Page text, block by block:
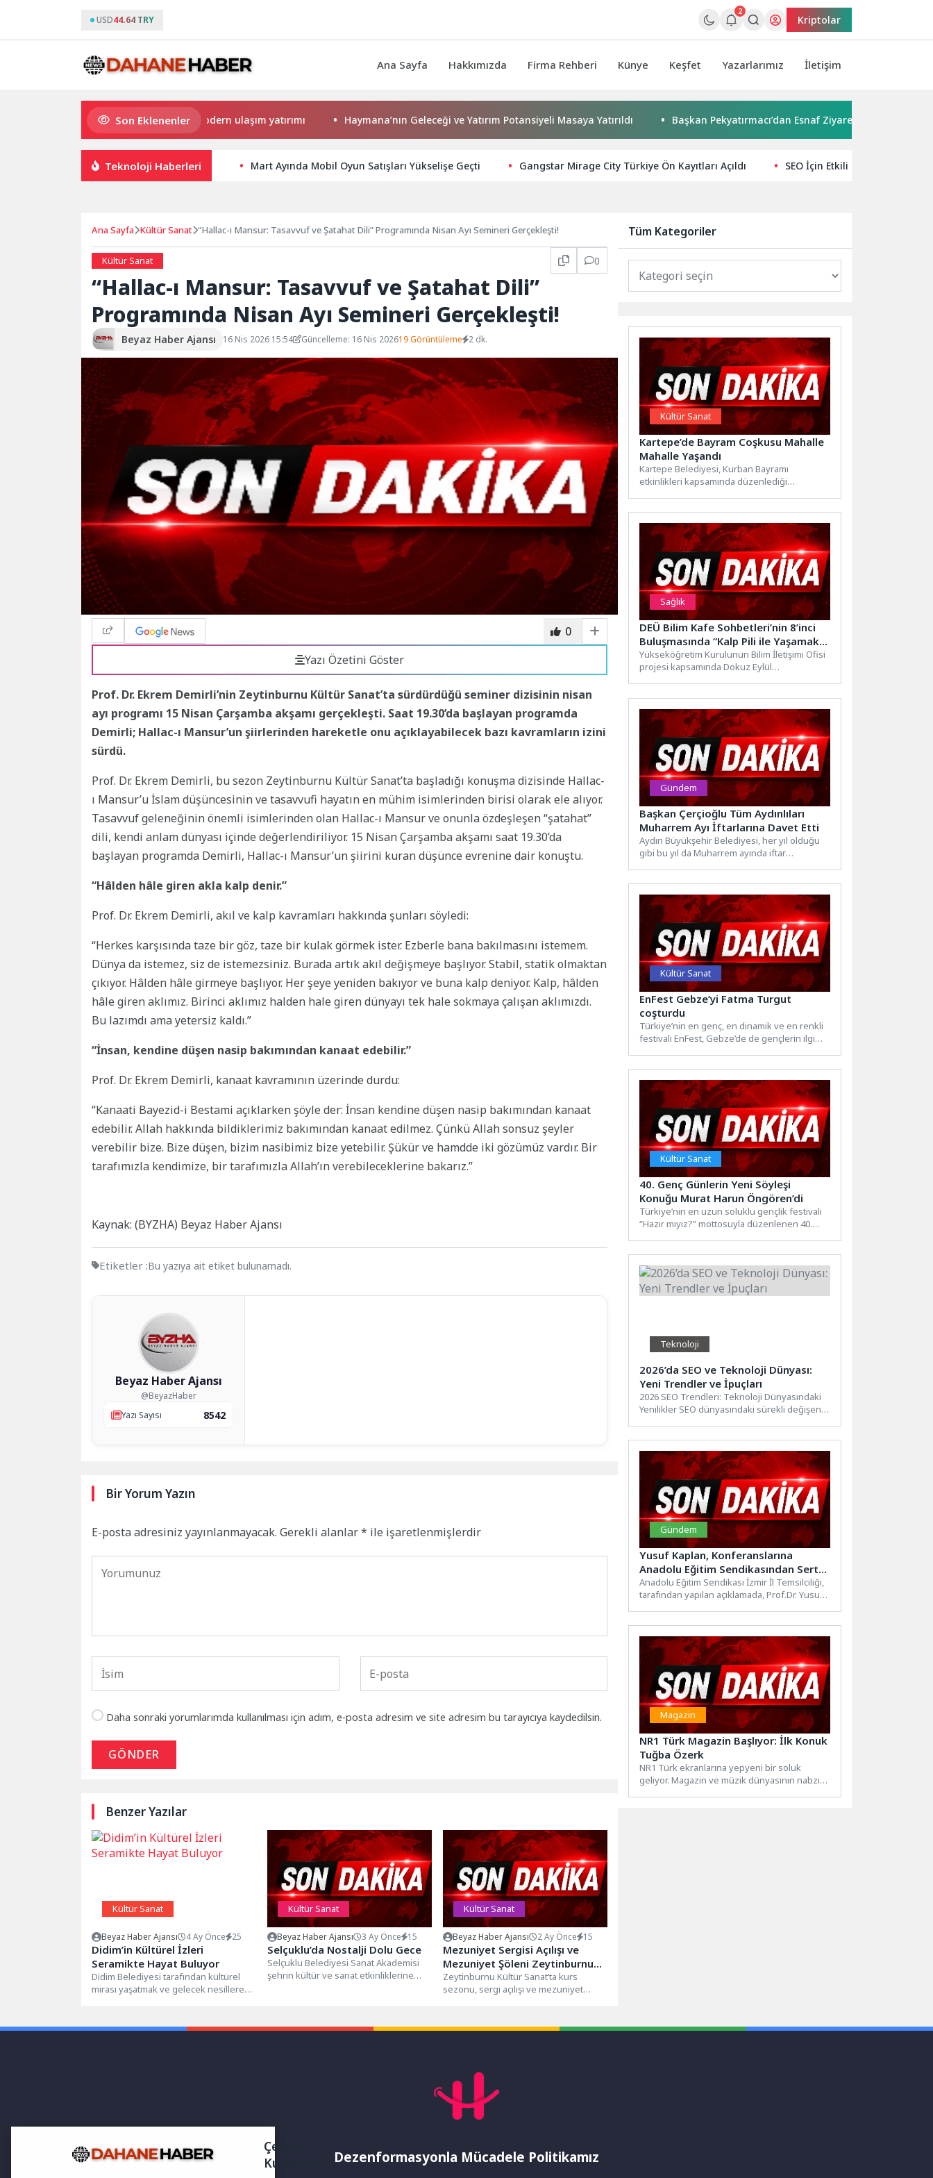
USD44.64 TRY
2
Kriptolar
Ana Sayfa Hakkımızda Firma Rehberi Künye Keşfet Yazarlarımız İletişim
Son Eklenenler
Büyükşehir’den Darıca’ya modern ulaşım yatırımı Haymana’nın Geleceği ve Yatırım Potansiyeli Masaya Yatırıldı Başkan Pekyatırmacı’dan Esnaf Ziyareti
Teknoloji Haberleri Mart Ayında Mobil Oyun Satışları Yükselişe Geçti Gangstar Mirage City Türkiye Ön Kayıtları Açıldı SEO İçin Etkili Başlık
Ana Sayfa Kültür Sanat “Hallac-ı Mansur: Tasavvuf ve Şatahat Dili” Programında Nisan Ayı Semineri Gerçekleşti!
Kültür Sanat 0
“Hallac-ı Mansur: Tasavvuf ve Şatahat Dili”
Programında Nisan Ayı Semineri Gerçekleşti!
Beyaz Haber Ajansı 16 Nis 2026 15:54 Güncelleme: 16 Nis 202619 Görüntüleme 2 dk.
0
Yazı Özetini Göster
Prof. Dr. Ekrem Demirli’nin Zeytinburnu Kültür Sanat’ta sürdürdüğü seminer dizisinin nisan
ayı programı 15 Nisan Çarşamba akşamı gerçekleşti. Saat 19.30’da başlayan programda
Demirli; Hallac-ı Mansur’un şiirlerinden hareketle onu açıklayabilecek bazı kavramların izini
sürdü.
Prof. Dr. Ekrem Demirli, bu sezon Zeytinburnu Kültür Sanat’ta başladığı konuşma dizisinde Hallac-
ı Mansur’u İslam düşüncesinin ve tasavvufi hayatın en mühim isimlerinden birisi olarak ele alıyor.
Tasavvuf geleneğinin önemli isimlerinden olan Hallac-ı Mansur ve onunla özdeşleşen “şatahat”
dili, kendi anlam dünyası içinde değerlendiriliyor. 15 NisanÇarşamba akşamı saat 19.30’da
başlayan programda Demirli, Hallac-ı Mansur’un şiirini kuran düşünce evrenine dair konuştu.
“Hâlden hâle giren akla kalp denir.”
Prof. Dr. Ekrem Demirli, akıl ve kalp kavramları hakkında şunları söyledi:
“Herkes karşısında taze bir göz, taze bir kulak görmek ister. Ezberle bana bakılmasını istemem.
Dünya da istemez, siz de istemezsiniz. Burada artık akıl değişmeye başlıyor. Stabil, statik olmaktan
çıkıyor. Hâlden hâle girmeye başlıyor. Her şeye yeniden bakıyor ve buna kalp deniyor. Kalp, hâlden
hâle giren aklımız. Birinci aklımız halden hale giren dünyayı tek hale sokmaya çalışan aklımızdı.
Bu lazımdı ama yetersiz kaldı.”
“İnsan, kendine düşen nasip bakımından kanaat edebilir.”
Prof. Dr. Ekrem Demirli, kanaat kavramının üzerinde durdu:
“Kanaati Bayezid-i Bestami açıklarken şöyle der: İnsan kendine düşen nasip bakımından kanaat
edebilir. Allah hakkında bildiklerimiz bakımından kanaat edilmez. Çünkü Allah sonsuz şeyler
verebilir bize. Bize düşen, bizim nasibimiz bize yetebilir. Şükür ve hamdde iki gözümüz vardır. Bir
tarafımızla kendimize, bir tarafımızla Allah’ın verebileceklerine bakarız.”
Kaynak: (BYZHA) Beyaz Haber Ajansı
Etiketler :Bu yazıya ait etiket bulunamadı.
Beyaz Haber Ajansı
@BeyazHaber
Yazı Sayısı
8542
Bir Yorum Yazın
E-posta adresiniz yayınlanmayacak. Gerekli alanlar* ile işaretlenmişlerdir
Daha sonraki yorumlarımda kullanılması için adım, e-posta adresim ve site adresim bu tarayıcıya kaydedilsin.
GÖNDER
Benzer Yazılar
Kültür Sanat
Beyaz Haber Ajansı 4 Ay Önce 25
Didim’in Kültürel İzleri
Seramikte Hayat Buluyor
Didim Belediyesi tarafından kültürel
mirası yaşatmak ve gelecek nesillere
Kültür Sanat
Beyaz Haber Ajansı 3 Ay Önce 15
Selçuklu’da Nostalji Dolu Gece
Selçuklu Belediyesi Sanat Akademisi
şehrin kültür ve sanat etkinliklerine
Kültür Sanat
Beyaz Haber Ajansı 2 Ay Önce 15
Mezuniyet Sergisi Açılışı ve
Mezuniyet Şöleni Zeytinburnu
Kültür Sanat’ta Gerçekleşti
Zeytinburnu Kültür Sanat’ta kurs
sezonu, sergi açılışı ve mezuniyet
Tüm Kategoriler
Kültür Sanat
Kartepe’de Bayram Coşkusu Mahalle
Mahalle Yaşandı
Kartepe Belediyesi, Kurban Bayramı
etkinlikleri kapsamında düzenlediği
Sağlık
DEÜ Bilim Kafe Sohbetleri’nin 8’inci
Buluşmasında “Kalp Pili ile Yaşamak”
Konuşuldu
Yükseköğretim Kurulunun Bilim İletişimi Ofisi
projesi kapsamında Dokuz Eylül
Gündem
Başkan Çerçioğlu Tüm Aydınlıları
Muharrem Ayı İftarlarına Davet Etti
Aydın Büyükşehir Belediyesi, her yıl olduğu
gibi bu yıl da Muharrem ayında iftar
Kültür Sanat
EnFest Gebze’yi Fatma Turgut
coşturdu
Türkiye’nin en genç, en dinamik ve en renkli
festivali EnFest, Gebze’de de gençlerin ilgi
Kültür Sanat
40. Genç Günlerin Yeni Söyleşi
Konuğu Murat Harun Öngören’di
Türkiye’nin en uzun soluklu gençlik festivali
“Hazır mıyız?” mottosuyla düzenlenen 40.
Teknoloji
2026’da SEO ve Teknoloji Dünyası:
Yeni Trendler ve İpuçları
2026 SEO Trendleri: Teknoloji Dünyasındaki
Yenilikler SEO dünyasındaki sürekli değişen
Gündem
Yusuf Kaplan, Konferanslarına
Anadolu Eğitim Sendikasından Sert
Tepki !
Anadolu Eğitim Sendikası İzmir İl Temsilciliği,
tarafından yapılan açıklamada, Prof.Dr. Yusuf
Magazin
NR1 Türk Magazin Başlıyor: İlk Konuk
Tuğba Özerk
NR1 Türk ekranlarına yepyeni bir soluk
geliyor. Magazin ve müzik dünyasının nabzını
Dezenformasyonla Mücadele Politikamız
Çerez
Kullanımı